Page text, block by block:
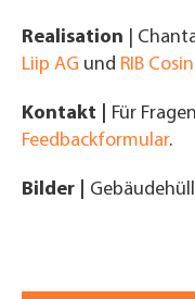
Realisation |
Liip AG und RIB
Kontakt | Für
Feedbackformular.
Bilder |